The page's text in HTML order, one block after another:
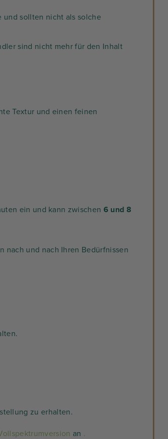
und sollten nicht als solche
sind nicht mehr für den Inhalt
Textur und einen feinen
ein und kann zwischen 6 und 8
nach und nach Ihren Bedürfnissen
zu erhalten.
an .